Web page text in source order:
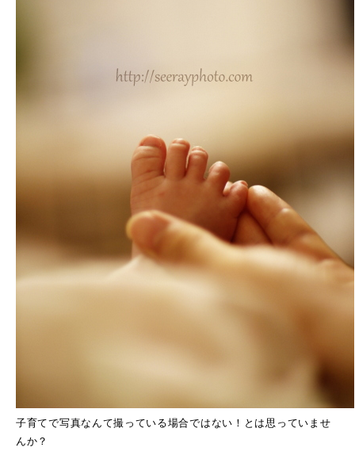
子育てで写真なんて撮っている場合ではない！とは思っていませ
んか？